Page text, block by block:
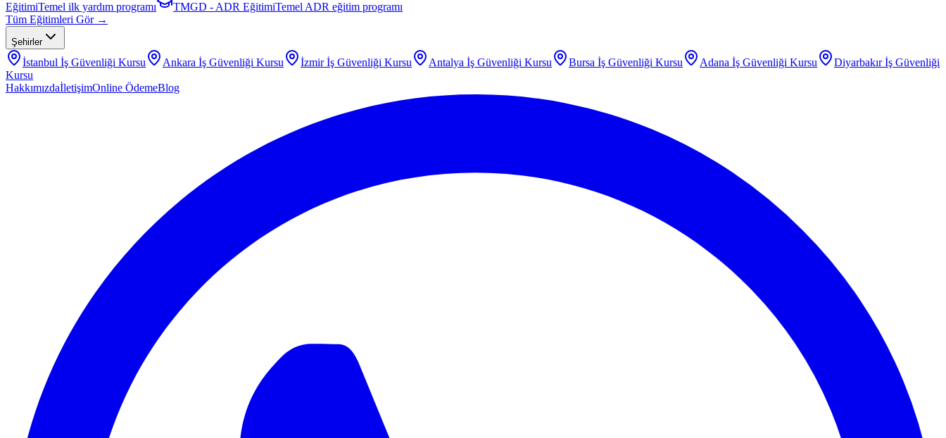
EğitimiTemel ilk yardım programı TMGD - ADR EğitimiTemel ADR eğitim programı
Tüm Eğitimleri Gör →
Şehirler
İstanbul İş Güvenliği Kursu Ankara İş Güvenliği Kursu İzmirİş Güvenliği Kursu Antalya İş Güvenliği Kursu Bursa İş Güvenliği Kursu Adana İş Güvenliği Kursu Diyarbakırİş Güvenliği
Kursu
HakkımızdaİletişimOnline ÖdemeBlog